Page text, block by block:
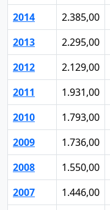
2014
2.385,00
2013
2.295,00
2012
2.129,00
2011
1.931,00
2010
1.793,00
2009
1.736,00
2008
1.550,00
2007
1.446,00